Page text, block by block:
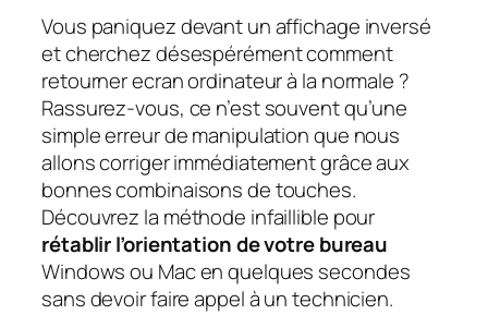
Vous paniquez devant un affichage inversé
et cherchez désespérément comment
retourner ecran ordinateur à la normale ?
Rassurez-vous, ce n’est souvent qu’une
simple erreur de manipulation que nous
allons corriger immédiatement grâce aux
bonnes combinaisons de touches.
Découvrez la méthode infaillible pour
rétablir l’orientation de votre bureau
Windows ou Mac en quelques secondes
sans devoir faire appel à un technicien.